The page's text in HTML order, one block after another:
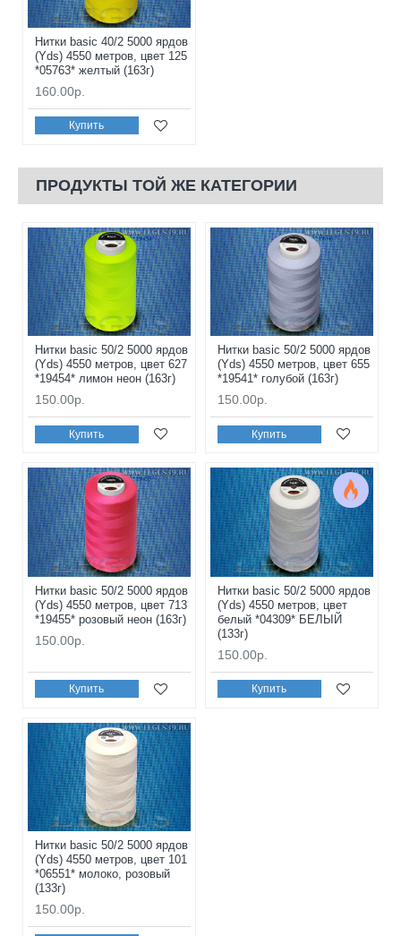
Нитки basic 40/2 5000 ярдов
(Yds) 4550 метров, цвет 125
*05763* желтый (163г)
160.00р.
Купить
ПРОДУКТЫ ТОЙ ЖЕ КАТЕГОРИИ
Нитки basic 50/2 5000 ярдов
(Yds) 4550 метров, цвет 627
*19454* лимон неон (163г)
150.00р.
Купить
Нитки basic 50/2 5000 ярдов
(Yds) 4550 метров, цвет 655
*19541* голубой (163г)
150.00р.
Купить
Нитки basic 50/2 5000 ярдов
(Yds) 4550 метров, цвет 713
*19455* розовый неон (163г)
150.00р.
Купить
Нитки basic 50/2 5000 ярдов
(Yds) 4550 метров, цвет
белый *04309* БЕЛЫЙ
(133г)
150.00р.
Купить
Нитки basic 50/2 5000 ярдов
(Yds) 4550 метров, цвет 101
*06551* молоко, розовый
(133г)
150.00р.